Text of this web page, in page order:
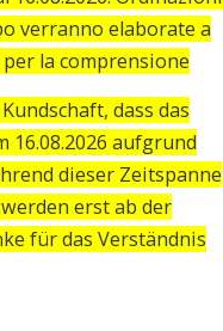
verranno elaborate a
la comprensione
dass das
16.08.2026 aufgrund
dieser Zeitspanne
erst ab der
für das Verständnis